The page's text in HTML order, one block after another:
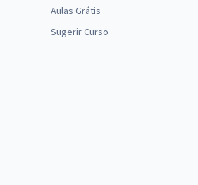
Aulas Grátis
Sugerir Curso